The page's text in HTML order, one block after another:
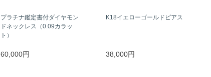
プラチナ鑑定書付ダイヤモン
ドネックレス（0.09カラッ
ト）
60,000円
K18イエローゴールドピアス
38,000円